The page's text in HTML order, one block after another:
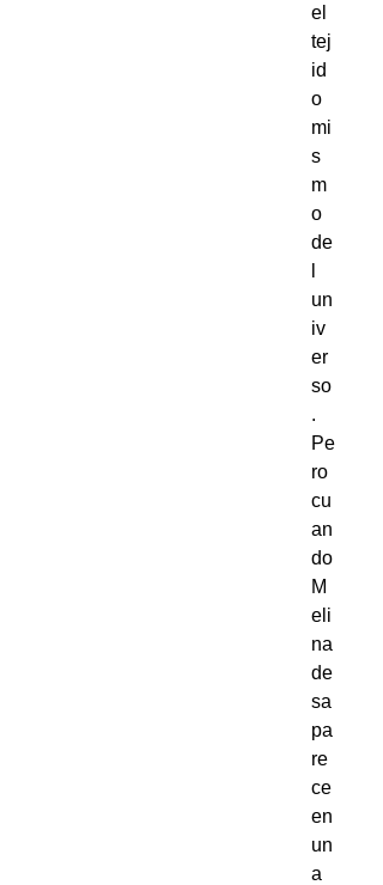
el
tej
id
o
mi
s
m
o
de
un
iv
er
so
.
Pe
ro
cu
an
do
M
eli
na
de
sa
pa
re
ce
en
un
a